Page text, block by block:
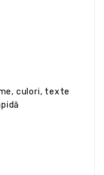
culori, texte